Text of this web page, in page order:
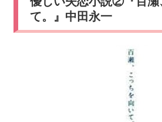
て。』中田永一